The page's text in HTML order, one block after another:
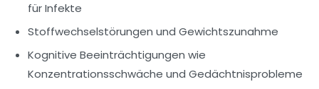
für Infekte
Stoffwechselstörungen und Gewichtszunahme
Kognitive Beeinträchtigungen wie
Konzentrationsschwäche und Gedächtnisprobleme